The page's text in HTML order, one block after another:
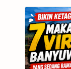
cooked
mea…